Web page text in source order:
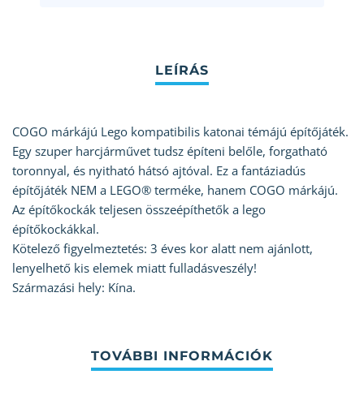
COGO márkájú Lego kompatibilis katonai témájú építőjáték.
Egy szuper harcjárművet tudsz építeni belőle, forgatható
toronnyal, és nyitható hátsó ajtóval. Ez a fantáziadús
építőjáték NEM a LEGO® terméke, hanem COGO márkájú.
Az építőkockák teljesen összeépíthetők a lego
építőkockákkal.
Kötelező figyelmeztetés: 3 éves kor alatt nem ajánlott,
lenyelhető kis elemek miatt fulladásveszély!
Származási hely: Kína.